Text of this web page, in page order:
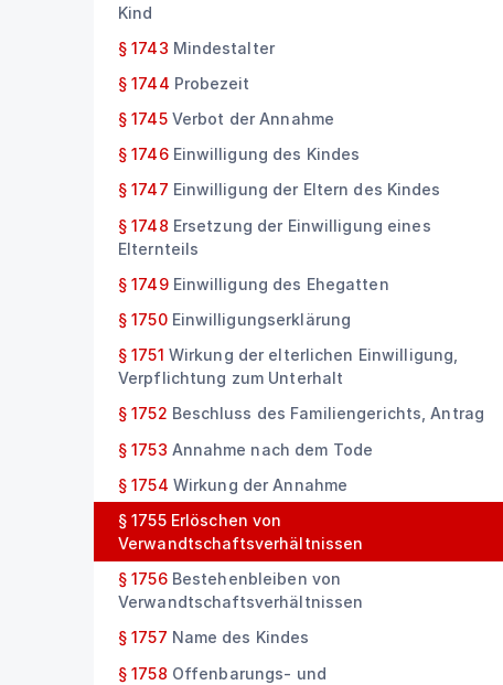
Kind
§ 1743 Mindestalter
§ 1744 Probezeit
§ 1745 Verbot der Annahme
§ 1746 Einwilligung des Kindes
§ 1747 Einwilligung der Eltern des Kindes
§ 1748 Ersetzung der Einwilligung eines
Elternteils
§ 1749 Einwilligung des Ehegatten
§ 1750 Einwilligungserklärung
§ 1751 Wirkung der elterlichen Einwilligung,
Verpflichtung zum Unterhalt
§ 1752 Beschluss des Familiengerichts, Antrag
§ 1753 Annahme nach dem Tode
§ 1754 Wirkung der Annahme
§ 1755 Erlöschen von
Verwandtschaftsverhältnissen
§ 1756 Bestehenbleiben von
Verwandtschaftsverhältnissen
§ 1757 Name des Kindes
§ 1758 Offenbarungs- und